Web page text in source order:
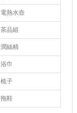
電熱水壺
茶品組
潤絲精
浴巾
梳子
拖鞋